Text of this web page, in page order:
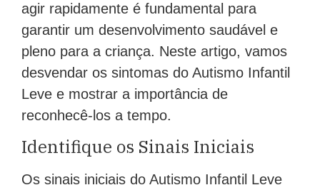
agir rapidamente é fundamental para
garantir um desenvolvimento saudável e
pleno para a criança. Neste artigo, vamos
desvendar os sintomas do Autismo Infantil
Leve e mostrar a importância de
reconhecê-los a tempo.
Identifique os Sinais Iniciais
Os sinais iniciais do Autismo Infantil Leve